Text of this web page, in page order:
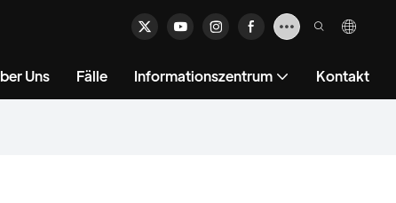
Uns Fälle Informationszentrum Kontakt